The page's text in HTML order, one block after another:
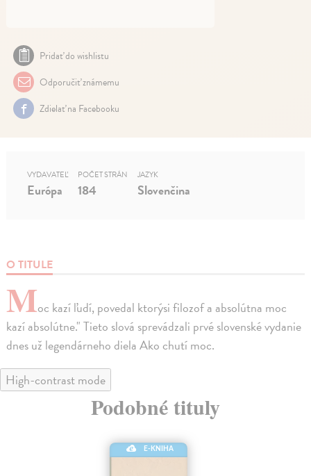
Pridať do wishlistu
Odporučiť známemu
Zdielať na Facebooku
O TITULE
Moc kazí ľudí, povedal ktorýsi filozof a absolútna moc
kazí absolútne." Tieto slová sprevádzali prvé slovenské vydanie
dnes už legendárneho diela Ako chutí moc.
VYDAVATEĽ
Európa
POČET STRÁN
184
JAZYK
Slovenčina
High-contrast mode
Podobné tituly
E-KNIHA